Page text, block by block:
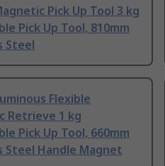
Pick Up Tool 3 kg
Pick Up Tool, 810mm
Steel
Flexible
Retrieve 1 kg
Pick Up Tool, 660mm
Steel Handle Magnet